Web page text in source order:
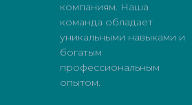
компаниям. Наша
команда обладает
уникальными навыками и
богатым
профессиональным
опытом.